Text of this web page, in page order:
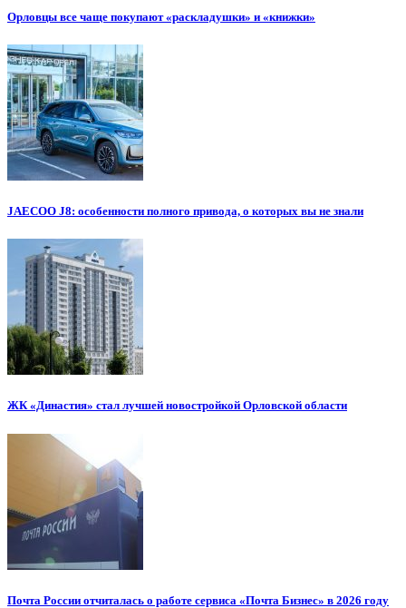
Орловцы все чаще покупают «раскладушки» и «книжки»
JAECOO J8: особенности полного привода, о которых вы не знали
ЖК «Династия» стал лучшей новостройкой Орловской области
Почта России отчиталась о работе сервиса «Почта Бизнес» в 2026 году